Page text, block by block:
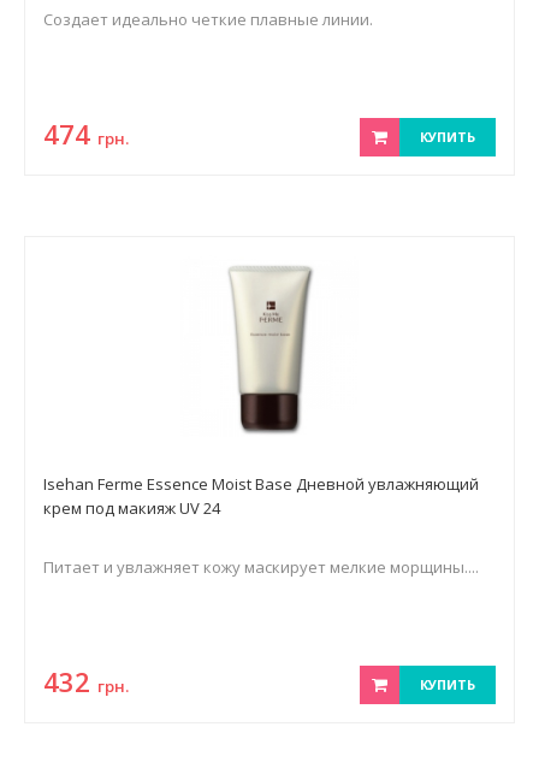
Создает идеально четкие плавные линии.
474 грн. КУПИТЬ
Isehan Ferme Essence Moist Base Дневной увлажняющий
крем под макияж UV 24
Питает и увлажняет кожу маскирует мелкие морщины....
432 грн. КУПИТЬ